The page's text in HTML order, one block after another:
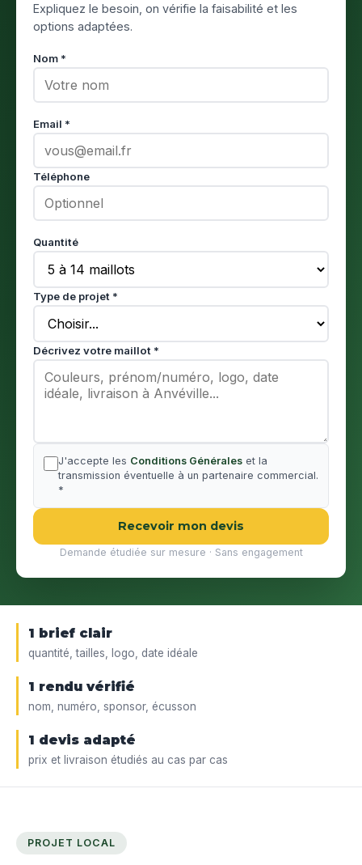
Expliquez le besoin, on vérifie la faisabilité et les
options adaptées.
Nom *
Email *
Téléphone
Quantité
Type de projet *
Décrivez votre maillot *
J'accepte les Conditions Générales et la
transmission éventuelle à un partenaire commercial.
*
Recevoir mon devis
Demande étudiée sur mesure · Sans engagement
1 brief clair
quantité, tailles, logo, date idéale
1 rendu vérifié
nom, numéro, sponsor, écusson
1 devis adapté
prix et livraison étudiés au cas par cas
PROJET LOCAL